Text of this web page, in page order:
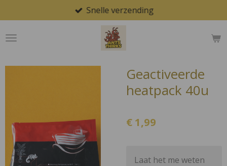
direct
naar
Snelle verzending
Geactiveerde
heatpack 40u
€ 1,99
Laat het me weten